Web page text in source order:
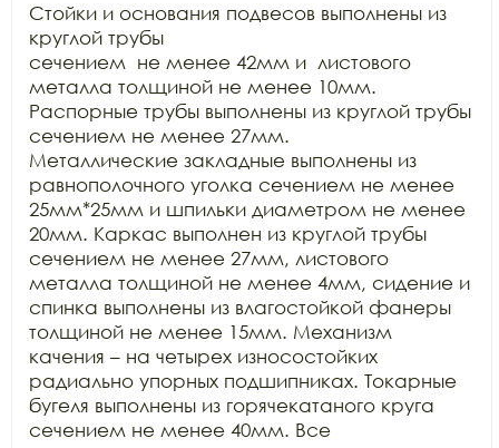
Стойки и основания подвесов выполнены из
круглой трубы
сечением  не менее 42мм и  листового
металла толщиной не менее 10мм.
Распорные трубы выполнены из круглой трубы
сечением не менее 27мм.
Металлические закладные выполнены из
равнополочного уголка сечением не менее
25мм*25мм и шпильки диаметром не менее
20мм. Каркас выполнен из круглой трубы
сечением не менее 27мм, листового
металла толщиной не менее 4мм, сидение и
спинка выполнены из влагостойкой фанеры
толщиной не менее 15мм. Механизм
качения – на четырех износостойких
радиально упорных подшипниках. Токарные
бугеля выполнены из горячекатаного круга
сечением не менее 40мм. Все